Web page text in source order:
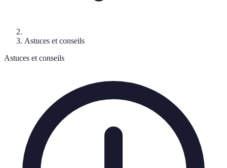
Astuces et conseils
Astuces et conseils